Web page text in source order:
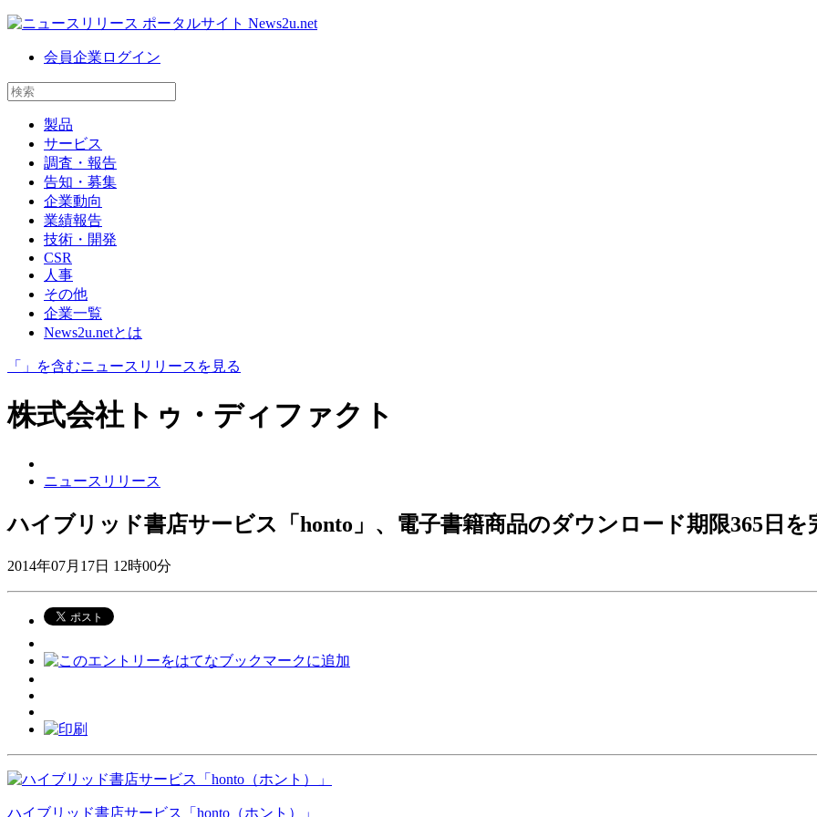
会員企業ログイン
製品
サービス
調査・報告
告知・募集
企業動向
業績報告
技術・開発
CSR
人事
その他
企業一覧
News2u.netとは
「 」を含むニュースリリースを見る
株式会社トゥ・ディファクト
ニュースリリース
ハイブリッド書店サービス「honto」、電子書籍商品のダウンロード期限365日を
2014年07月17日 12時00分
ハイブリッド書店サービス「honto（ホント）」